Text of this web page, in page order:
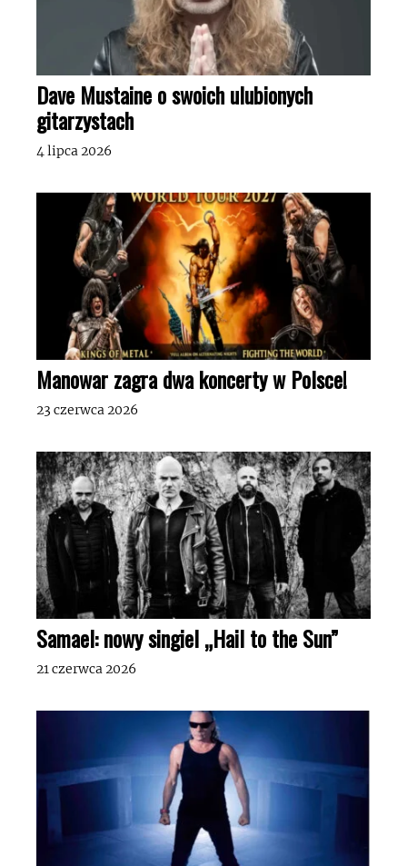
Dave Mustaine o swoich ulubionych
gitarzystach
4 lipca 2026
Manowar zagra dwa koncerty w Polsce!
23 czerwca 2026
Samael: nowy singiel „Hail to the Sun”
21 czerwca 2026